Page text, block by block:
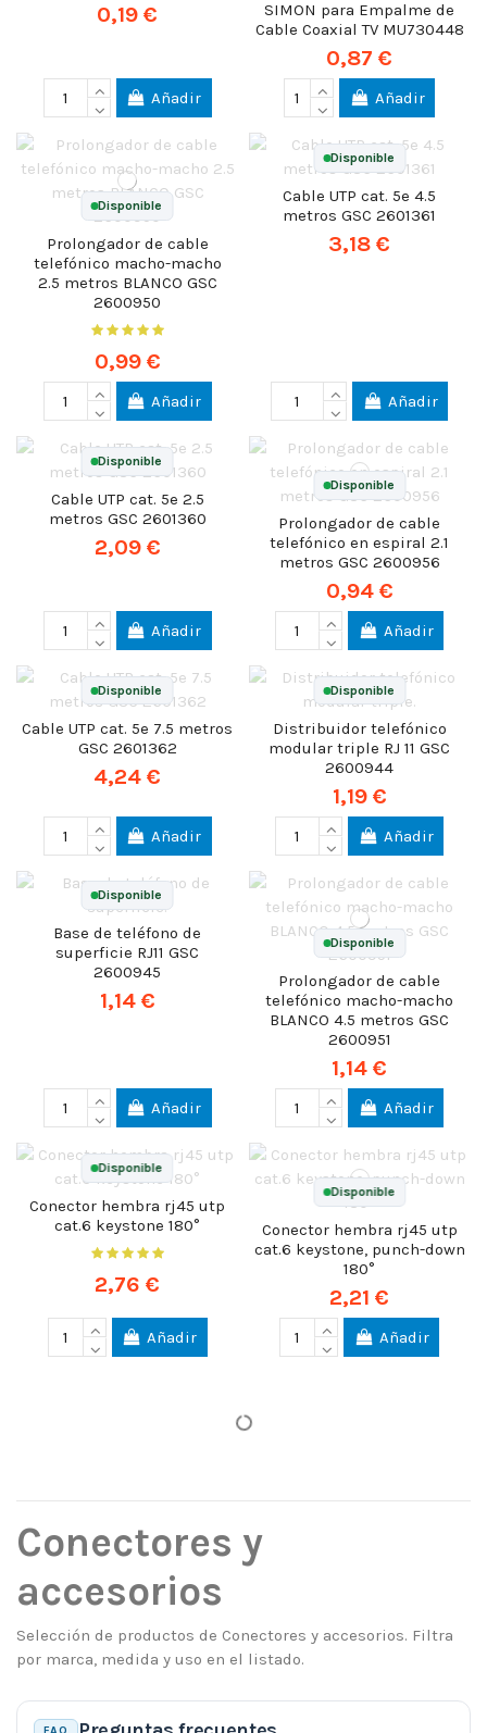
0,19 €
Añadir
SIMON para Empalme de
Cable Coaxial TV MU730448
0,87 €
Añadir
Disponible
Prolongador de cable
telefónico macho-macho
2.5 metros BLANCO GSC
2600950
0,99 €
Añadir
Disponible
Cable UTP cat. 5e 4.5
metros GSC 2601361
3,18 €
Añadir
Disponible
Cable UTP cat. 5e 2.5
metros GSC 2601360
2,09 €
Añadir
Disponible
Prolongador de cable
telefónico en espiral 2.1
metros GSC 2600956
0,94 €
Añadir
Disponible
Cable UTP cat. 5e 7.5 metros
GSC 2601362
4,24 €
Añadir
Disponible
Distribuidor telefónico
modular triple RJ 11 GSC
2600944
1,19 €
Añadir
Disponible
Base de teléfono de
superficie RJ11 GSC
2600945
1,14 €
Añadir
Disponible
Prolongador de cable
telefónico macho-macho
BLANCO 4.5 metros GSC
2600951
1,14 €
Añadir
Disponible
Conector hembra rj45 utp
cat.6 keystone 180°
2,76 €
Añadir
Disponible
Conector hembra rj45 utp
cat.6 keystone, punch-down
180°
2,21 €
Añadir
Conectores y
accesorios
Selección de productos de Conectores y accesorios. Filtra
por marca, medida y uso en el listado.